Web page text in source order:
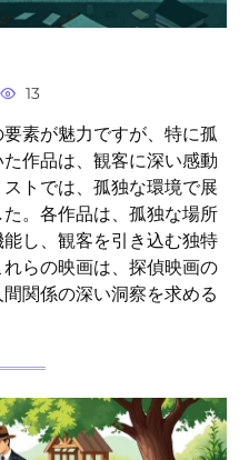
13
素が魅力ですが、特に孤
作品は、観客に深い感動
トでは、孤独な環境で展
。各作品は、孤独な場所
し、観客を引き込む独特
らの映画は、探偵映画の
関係の深い洞察を求める